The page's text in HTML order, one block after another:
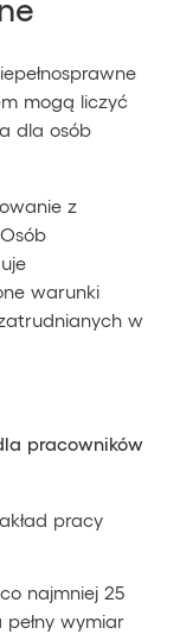
mogą liczyć
dla osób
z
warunki
w
pracowników
pracy
najmniej 25
wymiar